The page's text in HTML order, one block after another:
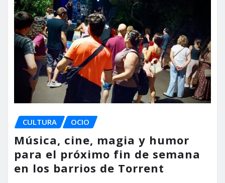
CULTURA OCIO
Música, cine, magia y humor
para el próximo fin de semana
en los barrios de Torrent